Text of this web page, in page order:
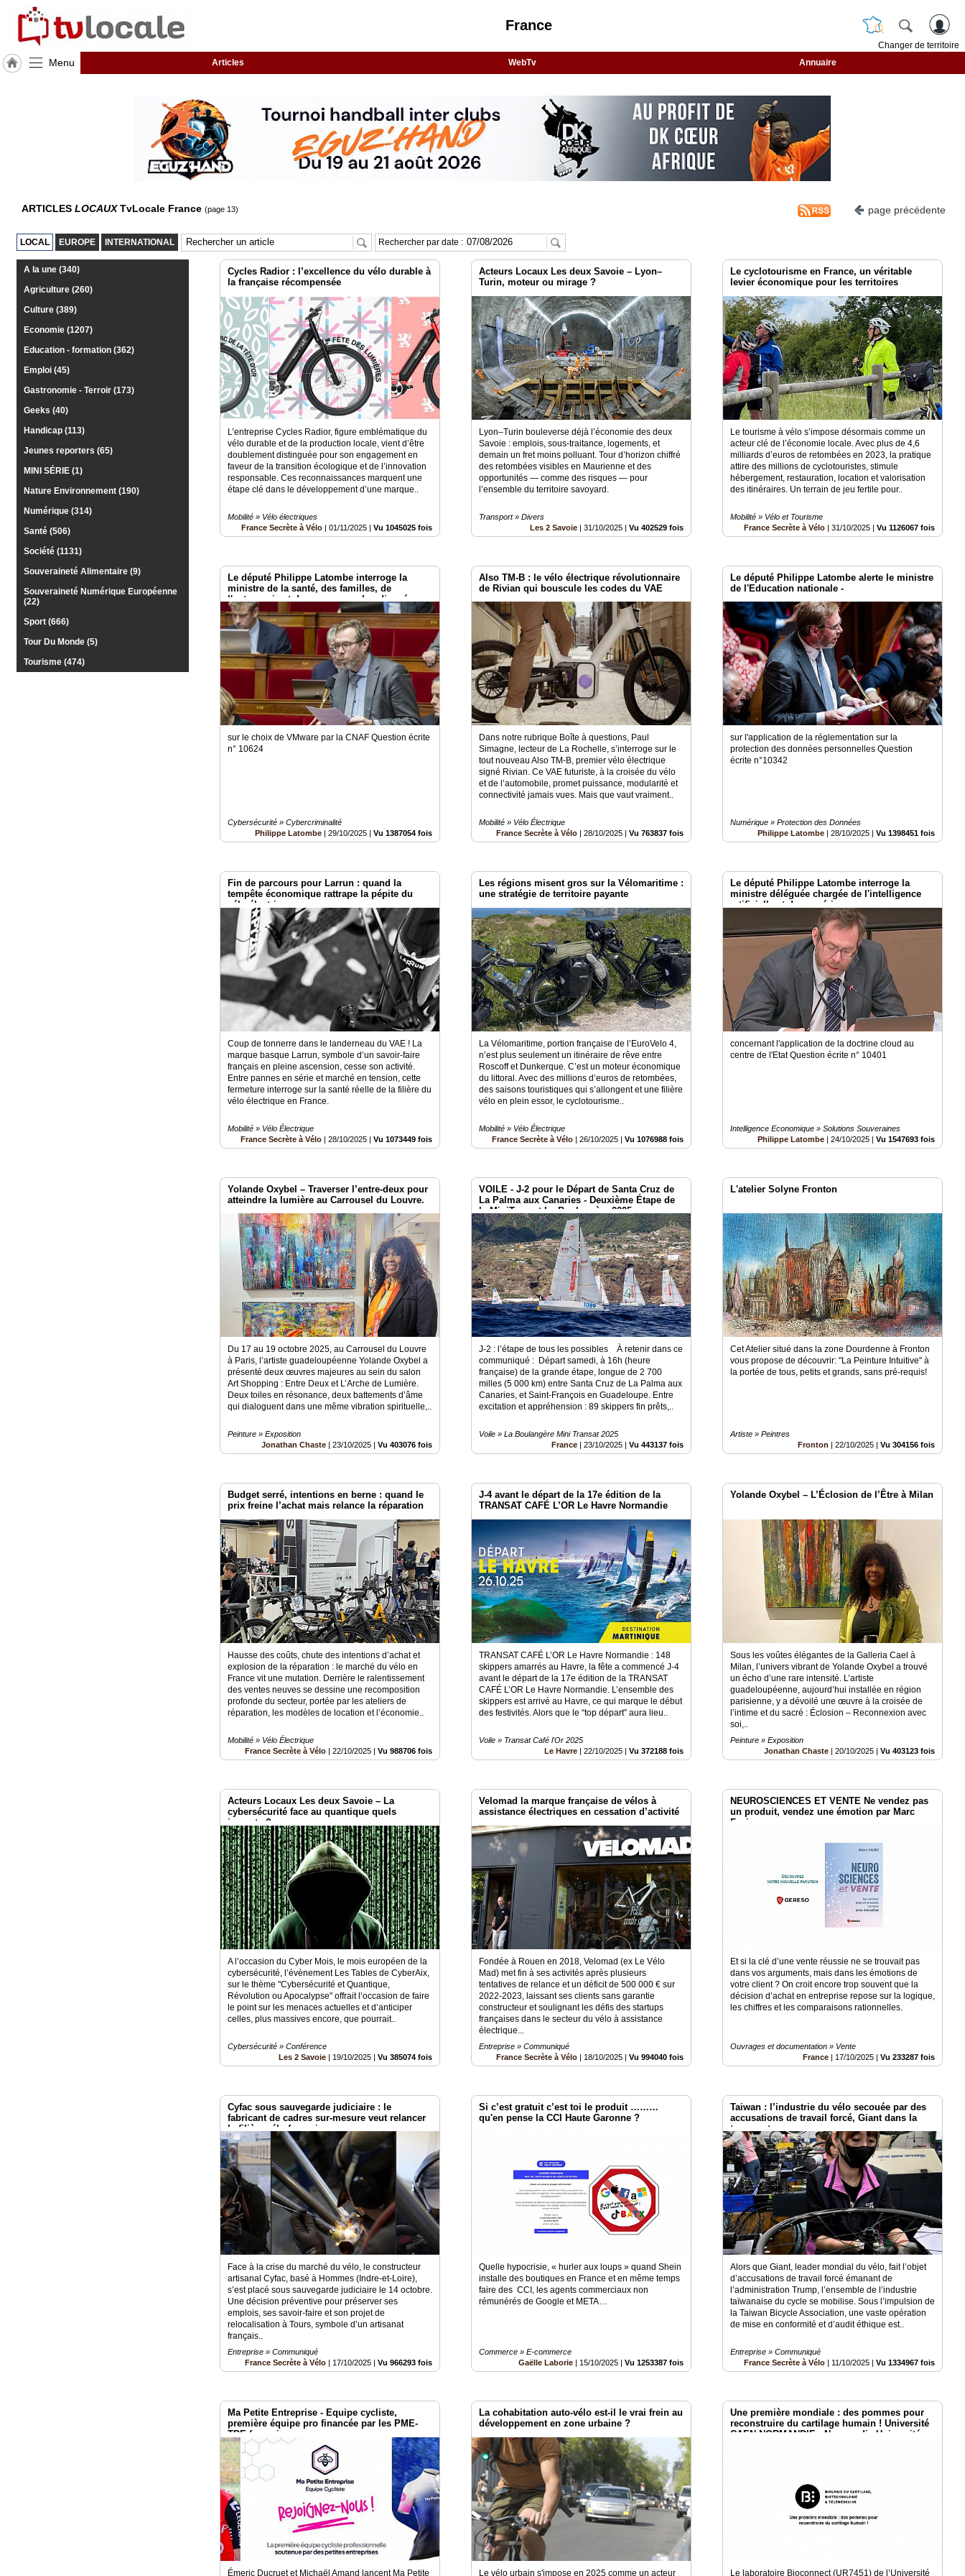
France
Changer de territoire
Menu Articles WebTv Annuaire
RUBRIQUES
Agenda
Médias
groupe
Prémium
annuaire
Accès
éditeur
ARTICLES LOCAUXTvLocale France (page 13) page précédente
LOCAL EUROPE INTERNATIONAL Rechercher par date :
A la une (340)
Agriculture (260)
Culture (389)
Economie (1207)
Education - formation (362)
Emploi (45)
Gastronomie - Terroir (173)
Geeks (40)
Handicap (113)
Jeunes reporters (65)
MINI SÉRIE (1)
Nature Environnement (190)
Numérique (314)
Santé (506)
Société (1131)
Souveraineté Alimentaire (9)
Souveraineté Numérique Européenne
(22)
Sport (666)
Tour Du Monde (5)
Tourisme (474)
Cycles Radior : l’excellence du vélo durable à
la française récompensée
L’entreprise Cycles Radior, figure emblématique du
vélo durable et de la production locale, vient d’être
doublement distinguée pour son engagement en
faveur de la transition écologique et de l’innovation
responsable. Ces reconnaissances marquent une
étape clé dans le développement d’une marque..
Mobilité » Vélo électriques
France Secrète à Vélo |01/11/2025 |Vu 1045025 fois
Acteurs Locaux Les deux Savoie – Lyon–
Turin, moteur ou mirage ?
Lyon–Turin bouleverse déjà l’économie des deux
Savoie : emplois, sous-traitance, logements, et
demain un fret moins polluant. Tour d’horizon chiffré
des retombées visibles en Maurienne et des
opportunités — comme des risques — pour
l’ensemble du territoire savoyard.
Transport » Divers
Les 2 Savoie |31/10/2025 |Vu 402529 fois
Le cyclotourisme en France, un véritable
levier économique pour les territoires
Le tourisme à vélo s’impose désormais comme un
acteur clé de l’économie locale. Avec plus de 4,6
milliards d’euros de retombées en 2023, la pratique
attire des millions de cyclotouristes, stimule
hébergement, restauration, location et valorisation
des itinéraires. Un terrain de jeu fertile pour..
Mobilité » Vélo et Tourisme
France Secrète à Vélo |31/10/2025 |Vu 1126067 fois
Le député Philippe Latombe interroge la
ministre de la santé, des familles, de
l'autonomie et des personnes handicapées -
sur le choix de VMware par la CNAF Question écrite
n° 10624
Cybersécurité » Cybercriminalité
Philippe Latombe |29/10/2025 |Vu 1387054 fois
Also TM-B : le vélo électrique révolutionnaire
de Rivian qui bouscule les codes du VAE
Dans notre rubrique Boîte à questions, Paul
Simagne, lecteur de La Rochelle, s’interroge sur le
tout nouveau Also TM-B, premier vélo électrique
signé Rivian. Ce VAE futuriste, à la croisée du vélo
et de l’automobile, promet puissance, modularité et
connectivité jamais vues. Mais que vaut vraiment..
Mobilité » Vélo Électrique
France Secrète à Vélo |28/10/2025 |Vu 763837 fois
Le député Philippe Latombe alerte le ministre
de l'Education nationale -
sur l'application de la réglementation sur la
protection des données personnelles Question
écrite n°10342
Numérique » Protection des Données
Philippe Latombe |28/10/2025 |Vu 1398451 fois
Fin de parcours pour Larrun : quand la
tempête économique rattrape la pépite du
vélo électrique
Coup de tonnerre dans le landerneau du VAE ! La
marque basque Larrun, symbole d’un savoir-faire
français en pleine ascension, cesse son activité.
Entre pannes en série et marché en tension, cette
fermeture interroge sur la santé réelle de la filière du
vélo électrique en France.
Mobilité » Vélo Électrique
France Secrète à Vélo |28/10/2025 |Vu 1073449 fois
Les régions misent gros sur la Vélomaritime :
une stratégie de territoire payante
La Vélomaritime, portion française de l’EuroVelo 4,
n’est plus seulement un itinéraire de rêve entre
Roscoff et Dunkerque. C’est un moteur économique
du littoral. Avec des millions d’euros de retombées,
des saisons touristiques qui s’allongent et une filière
vélo en plein essor, le cyclotourisme..
Mobilité » Vélo Électrique
France Secrète à Vélo |26/10/2025 |Vu 1076988 fois
Le député Philippe Latombe interroge la
ministre déléguée chargée de l'intelligence
artificielle et du numérique
concernant l'application de la doctrine cloud au
centre de l'Etat Question écrite n° 10401
Intelligence Economique » Solutions Souveraines
Philippe Latombe |24/10/2025 |Vu 1547693 fois
Yolande Oxybel – Traverser l’entre-deux pour
atteindre la lumière au Carrousel du Louvre.
Du 17 au 19 octobre 2025, au Carrousel du Louvre
à Paris, l’artiste guadeloupéenne Yolande Oxybel a
présenté deux œuvres majeures au sein du salon
Art Shopping : Entre Deux et L’Arche de Lumière.
Deux toiles en résonance, deux battements d’âme
qui dialoguent dans une même vibration spirituelle,..
Peinture » Exposition
Jonathan Chaste |23/10/2025 |Vu 403076 fois
VOILE - J-2 pour le Départ de Santa Cruz de
La Palma aux Canaries - Deuxième Étape de
la MiniTransat La Boulangère 2025
J-2 : l’étape de tous les possibles À retenir dans ce
communiqué : Départ samedi, à 16h (heure
française) de la grande étape, longue de 2 700
milles (5 000 km) entre Santa Cruz de La Palma aux
Canaries, et Saint-François en Guadeloupe. Entre
excitation et appréhension : 89 skippers fin prêts,..
Voile » La Boulangère Mini Transat 2025
France |23/10/2025 |Vu 443137 fois
L'atelier Solyne Fronton
Cet Atelier situé dans la zone Dourdenne à Fronton
vous propose de découvrir: "La Peinture Intuitive" à
la portée de tous, petits et grands, sans pré-requis!
Artiste » Peintres
Fronton
|22/10/2025 |Vu 304156 fois
Budget serré, intentions en berne : quand le
prix freine l’achat mais relance la réparation
Hausse des coûts, chute des intentions d’achat et
explosion de la réparation : le marché du vélo en
France vit une mutation. Derrière le ralentissement
des ventes neuves se dessine une recomposition
profonde du secteur, portée par les ateliers de
réparation, les modèles de location et l’économie..
Mobilité » Vélo Électrique
France Secrète à Vélo |22/10/2025 |Vu 988706 fois
J-4 avant le départ de la 17e édition de la
TRANSAT CAFÉ L’OR Le Havre Normandie
TRANSAT CAFÉ L’OR Le Havre Normandie : 148
skippers amarrés au Havre, la fête a commencé J-4
avant le départ de la 17e édition de la TRANSAT
CAFÉ L’OR Le Havre Normandie. L’ensemble des
skippers est arrivé au Havre, ce qui marque le début
des festivités. Alors que le “top départ” aura lieu..
Voile » Transat Café l'Or 2025
Le Havre |22/10/2025 |Vu 372188 fois
Yolande Oxybel – L’Éclosion de l’Être à Milan
Sous les voûtes élégantes de la Galleria Cael à
Milan, l’univers vibrant de Yolande Oxybel a trouvé
un écho d’une rare intensité. L’artiste
guadeloupéenne, aujourd’hui installée en région
parisienne, y a dévoilé une œuvre à la croisée de
l’intime et du sacré : Éclosion – Reconnexion avec
soi,..
Peinture » Exposition
Jonathan Chaste |20/10/2025 |Vu 403123 fois
Acteurs Locaux Les deux Savoie – La
cybersécurité face au quantique quels
impacts ?
A l’occasion du Cyber Mois, le mois européen de la
cybersécurité, l’évènement Les Tables de CyberAix,
sur le thème "Cybersécurité et Quantique,
Révolution ou Apocalypse" offrait l’occasion de faire
le point sur les menaces actuelles et d’anticiper
celles, plus massives encore, que pourrait..
Cybersécurité » Conférence
Les 2 Savoie | 19/10/2025 |Vu 385074 fois
Velomad la marque française de vélos à
assistance électriques en cessation d’activité
Fondée à Rouen en 2018, Velomad (ex Le Vélo
Mad) met fin à ses activités après plusieurs
tentatives de relance et un déficit de 500 000 € sur
2022-2023, laissant ses clients sans garantie
constructeur et soulignant les défis des startups
françaises dans le secteur du vélo à assistance
électrique...
Entreprise » Communiqué
France Secrète à Vélo | 18/10/2025 |Vu 994040 fois
NEUROSCIENCES ET VENTE Ne vendez pas
un produit, vendez une émotion par Marc
Fazio
Et si la clé d’une vente réussie ne se trouvait pas
dans vos arguments, mais dans les émotions de
votre client ? On croit encore trop souvent que la
décision d’achat en entreprise repose sur la logique,
les chiffres et les comparaisons rationnelles.
Ouvrages et documentation » Vente
France | 17/10/2025 |Vu 233287 fois
Cyfac sous sauvegarde judiciaire : le
fabricant de cadres sur-mesure veut relancer
la filière vélo française
Face à la crise du marché du vélo, le constructeur
artisanal Cyfac, basé à Hommes (Indre-et-Loire),
s’est placé sous sauvegarde judiciaire le 14 octobre.
Une décision préventive pour préserver ses
emplois, ses savoir-faire et son projet de
relocalisation à Tours, symbole d’un artisanat
français..
Entreprise » Communiqué
France Secrète à Vélo | 17/10/2025 |Vu 966293 fois
Si c’est gratuit c’est toi le produit ………
qu'en pense la CCI Haute Garonne ?
Quelle hypocrisie, « hurler aux loups » quand Shein
installe des boutiques en France et en même temps
faire des CCI, les agents commerciaux non
rémunérés de Google et META…
Commerce » E-commerce
Gaëlle Laborie | 15/10/2025 |Vu 1253387 fois
Taiwan : l’industrie du vélo secouée par des
accusations de travail forcé, Giant dans la
tourmente
Alors que Giant, leader mondial du vélo, fait l’objet
d’accusations de travail forcé émanant de
l’administration Trump, l’ensemble de l’industrie
taïwanaise du cycle se mobilise. Sous l’impulsion de
la Taiwan Bicycle Association, une vaste opération
de mise en conformité et d’audit éthique est..
Entreprise » Communiqué
France Secrète à Vélo | 11/10/2025 |Vu 1334967 fois
Ma Petite Entreprise - Equipe cycliste,
première équipe pro financée par les PME-
TPE françaises
Émeric Ducruet et Michaël Amand lancent Ma Petite
La cohabitation auto-vélo est-il le vrai frein au
développement en zone urbaine ?
Le vélo urbain s'impose en 2025 comme un acteur
Une première mondiale : des pommes pour
reconstruire du cartilage humain ! Université
CAEN NORMANDIE - Normandie Université
Le laboratoire Bioconnect (UR7451) de l’Université